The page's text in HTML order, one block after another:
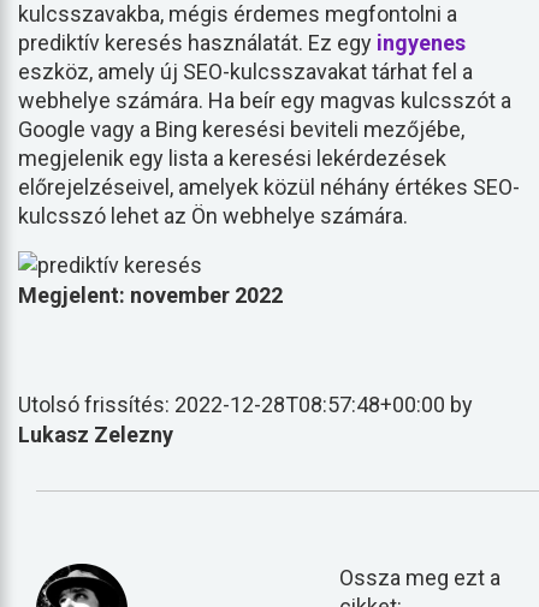
kulcsszavakba, mégis érdemes megfontolni a
prediktív keresés használatát. Ez egy ingyenes
eszköz, amely új SEO-kulcsszavakat tárhat fel a
webhelye számára. Ha beír egy magvas kulcsszót a
Google vagy a Bing keresési beviteli mezőjébe,
megjelenik egy lista a keresési lekérdezések
előrejelzéseivel, amelyek közül néhány értékes SEO-
kulcsszó lehet az Ön webhelye számára.
Megjelent: november 2022
Utolsó frissítés: 2022-12-28T08:57:48+00:00 by
Lukasz Zelezny
Ossza meg ezt a